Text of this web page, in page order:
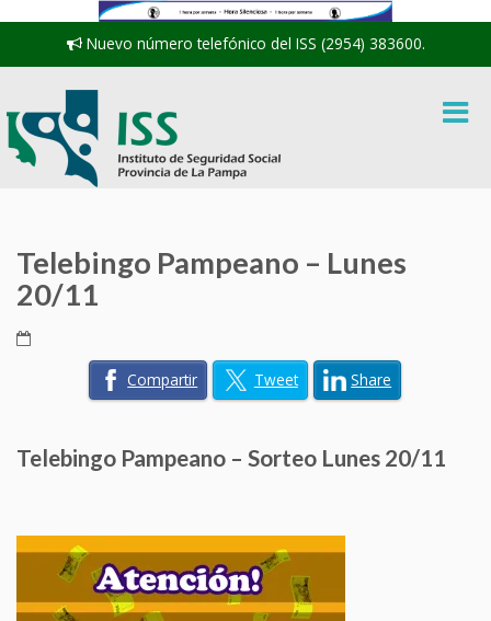
Nuevo número telefónico del ISS (2954) 383600.
Telebingo Pampeano – Lunes
20/11
Compartir Tweet Share
Telebingo Pampeano – Sorteo Lunes 20/11